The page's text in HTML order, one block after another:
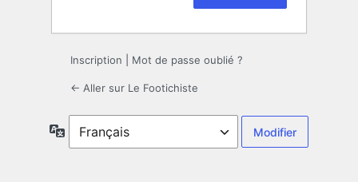
Inscription Mot de passe oublié ?
← Aller sur Le Footichiste
Langue